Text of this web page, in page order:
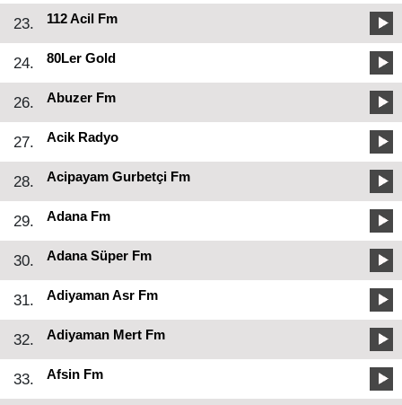
23. 112 Acil Fm
24. 80Ler Gold
26. Abuzer Fm
27. Acik Radyo
28. Acipayam Gurbetçi Fm
29. Adana Fm
30. Adana Süper Fm
31. Adiyaman Asr Fm
32. Adiyaman Mert Fm
33. Afsin Fm